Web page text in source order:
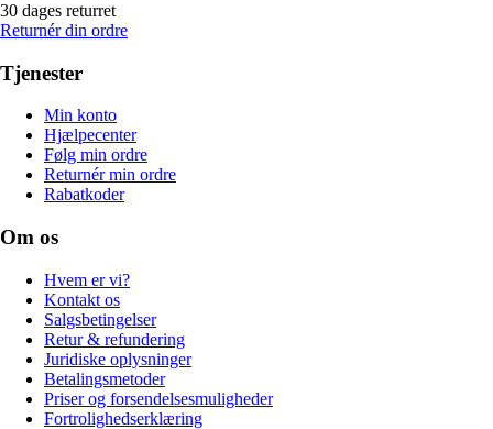
30 dages returret
Returnér din ordre
Tjenester
Min konto
Hjælpecenter
Følg min ordre
Returnér min ordre
Rabatkoder
Om os
Hvem er vi?
Kontakt os
Salgsbetingelser
Retur & refundering
Juridiske oplysninger
Betalingsmetoder
Priser og forsendelsesmuligheder
Fortrolighedserklæring